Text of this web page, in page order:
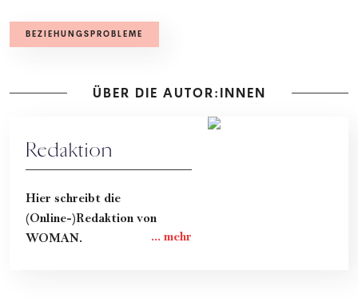
BEZIEHUNGSPROBLEME
ÜBER DIE AUTOR:INNEN
Redaktion
Hier schreibt die
(Online-)Redaktion von
WOMAN.